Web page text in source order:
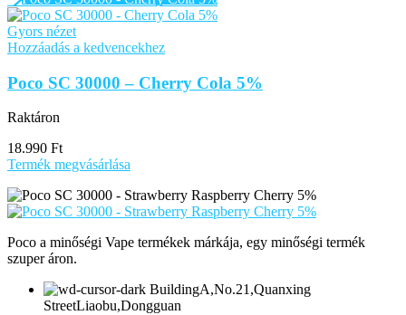
Gyors nézet
Hozzáadás a kedvencekhez
Poco SC 30000 – Cherry Cola 5%
Raktáron
18.990 Ft
Termék megvásárlása
Poco a minőségi Vape termékek márkája, egy minőségi termék
szuper áron.
BuildingA,No.21,Quanxing
StreetLiaobu,Dongguan